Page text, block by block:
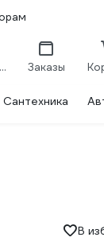
Сравнение Заказы
Сантехника
В